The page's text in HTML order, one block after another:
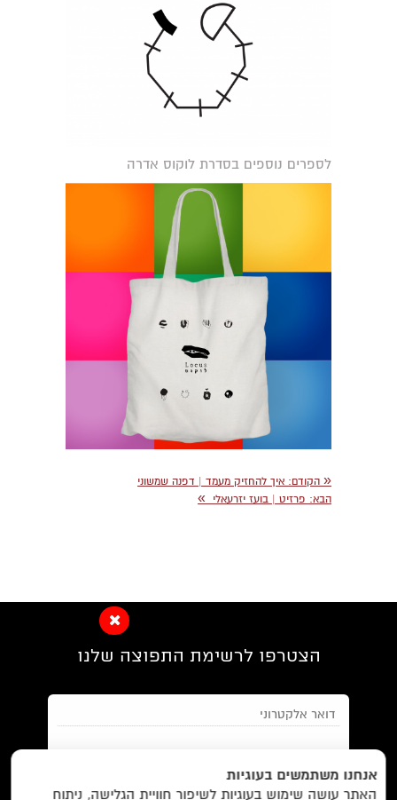
לספרים נוספים בסדרת לוקוס אדרה
« הקודם: איך להחזיק מעמד | דפנה שמשוני
הבא: פרזיט | בועז יזרעאלי »
הצטרפו לרשימת התפוצה שלנו
EN/
Foreign Rights /
אנחנו משתמשים בעוגיות
האתר עושה שימוש בעוגיות לשיפור חוויית הגלישה, ניתוח